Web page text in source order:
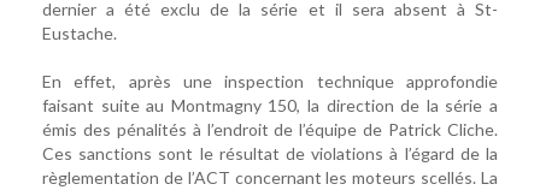
dernier a été exclu de la série et il sera absent à St-
Eustache.
En effet, après une inspection technique approfondie
faisant suite au Montmagny 150, la direction de la série a
émis des pénalités à l’endroit de l’équipe de Patrick Cliche.
Ces sanctions sont le résultat de violations à l’égard de la
règlementation de l’ACT concernant les moteurs scellés. La